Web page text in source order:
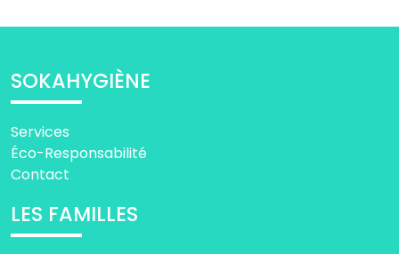
SOKAHYGIÈNE
Services
Éco-Responsabilité
Contact
LES FAMILLES